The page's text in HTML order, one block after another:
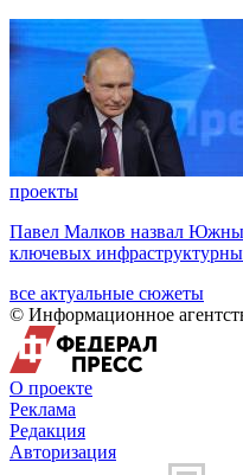
проекты
Павел Малков назвал
ключевых
все актуальные сюжеты
© Информационное
О проекте
Реклама
Редакция
Авторизация